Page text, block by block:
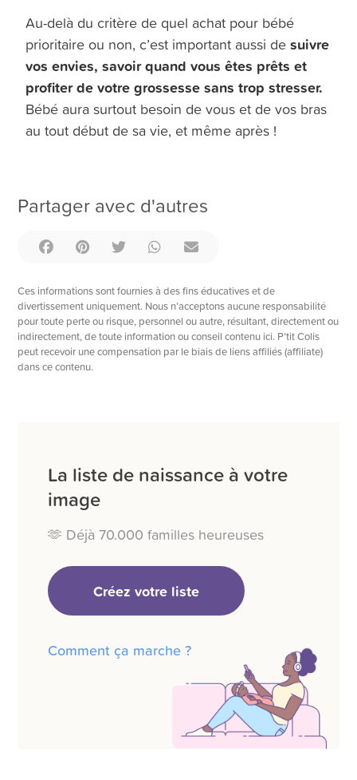
Au-delà du critère de quel achat pour bébé
prioritaire ou non, c’est important aussi desuivre
vos envies, savoir quand vous êtes prêts et
profiter de votre grossesse sans trop stresser.
Bébé aura surtout besoin de vous et de vos bras
au tout début de sa vie, et même après !
Partager avec d'autres
Ces informations sont fournies à des fins éducatives et de
divertissement uniquement. Nous n’acceptons aucune responsabilité
pour toute perte ou risque, personnel ou autre, résultant, directement ou
indirectement, de toute information ou conseil contenu ici. P’tit Colis
peut recevoir une compensation par le biais de liens affiliés (affiliate)
dans ce contenu.
La liste de naissance à votre
image
🫶 Déjà 70.000 familles heureuses
Créez votre liste
Comment ça marche ?